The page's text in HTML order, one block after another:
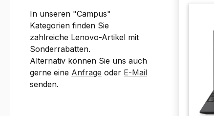
In unseren "Campus"
Kategorien finden Sie
zahlreiche Lenovo-Artikel mit
Sonderrabatten.
Alternativ können Sie uns auch
gerne eine Anfrage oder E-Mail
senden.